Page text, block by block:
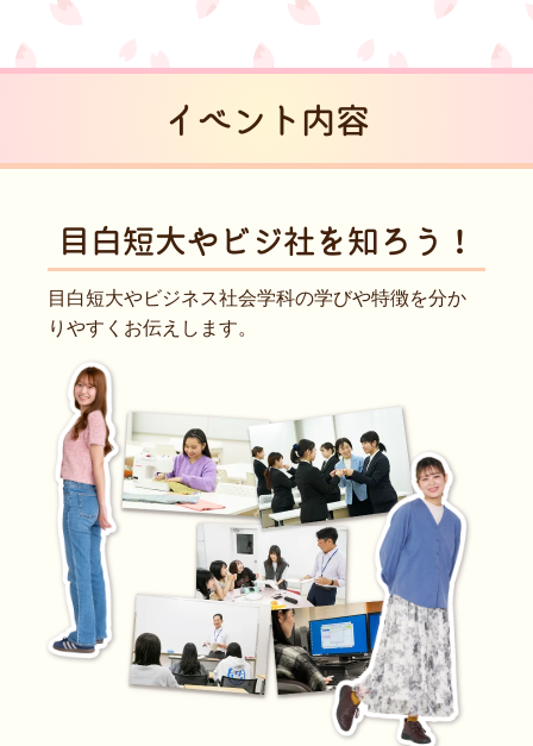
イベント内容
目白短大やビジ社を知ろう！
目白短大やビジネス社会学科の学びや特徴を分か
りやすくお伝えします。